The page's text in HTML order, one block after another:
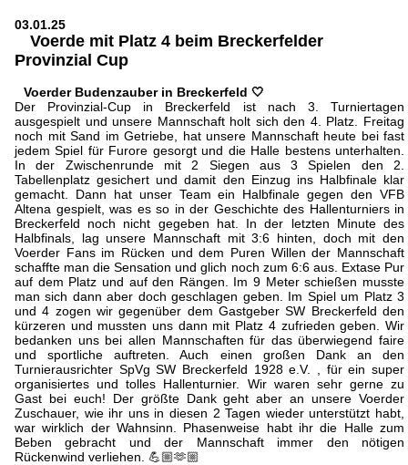
03.01.25
Voerde mit Platz 4 beim Breckerfelder
Provinzial Cup
Voerder Budenzauber in Breckerfeld 🤍
Der Provinzial-Cup in Breckerfeld ist nach 3. Turniertagen
ausgespielt und unsere Mannschaft holt sich den 4. Platz. Freitag
noch mit Sand im Getriebe, hat unsere Mannschaft heute bei fast
jedem Spiel für Furore gesorgt und die Halle bestens unterhalten.
In der Zwischenrunde mit 2 Siegen aus 3 Spielen den 2.
Tabellenplatz gesichert und damit den Einzug ins Halbfinale klar
gemacht. Dann hat unser Team ein Halbfinale gegen den VFB
Altena gespielt, was es so in der Geschichte des Hallenturniers in
Breckerfeld noch nicht gegeben hat. In der letzten Minute des
Halbfinals, lag unsere Mannschaft mit 3:6 hinten, doch mit den
Voerder Fans im Rücken und dem Puren Willen der Mannschaft
schaffte man die Sensation und glich noch zum 6:6 aus. Extase Pur
auf dem Platz und auf den Rängen. Im 9 Meter schießen musste
man sich dann aber doch geschlagen geben. Im Spiel um Platz 3
und 4 zogen wir gegenüber dem Gastgeber SW Breckerfeld den
kürzeren und mussten uns dann mit Platz 4 zufrieden geben. Wir
bedanken uns bei allen Mannschaften für das überwiegend faire
und sportliche auftreten. Auch einen großen Dank an den
Turnierausrichter SpVg SW Breckerfeld 1928 e.V. , für ein super
organisiertes und tolles Hallenturnier. Wir waren sehr gerne zu
Gast bei euch! Der größte Dank geht aber an unsere Voerder
Zuschauer, wie ihr uns in diesen 2 Tagen wieder unterstützt habt,
war wirklich der Wahnsinn. Phasenweise habt ihr die Halle zum
Beben gebracht und der Mannschaft immer den nötigen
Rückenwind verliehen. 💪🏼🫶🏼